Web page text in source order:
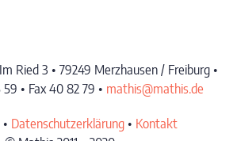
Ried 3 • 79249 Merzhausen / Freiburg •
• Fax 40 82 79 • mathis@mathis.de
• Datenschutzerklärung • Kontakt